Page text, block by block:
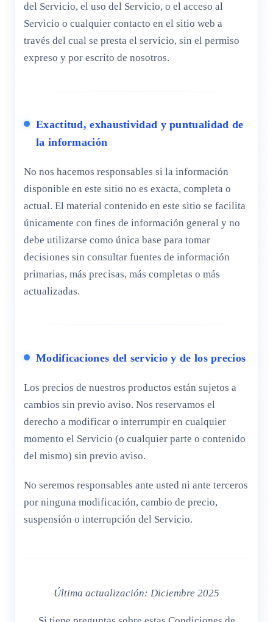
del Servicio, el uso del Servicio, o el acceso al
Servicio o cualquier contacto en el sitio web a
través del cual se presta el servicio, sin el permiso
expreso y por escrito de nosotros.
Exactitud, exhaustividad y puntualidad de
la información
No nos hacemos responsables si la información
disponible en este sitio no es exacta, completa o
actual. El material contenido en este sitio se facilita
únicamente con fines de información general y no
debe utilizarse como única base para tomar
decisiones sin consultar fuentes de información
primarias, más precisas, más completas o más
actualizadas.
Modificaciones del servicio y de los precios
Los precios de nuestros productos están sujetos a
cambios sin previo aviso. Nos reservamos el
derecho a modificar o interrumpir en cualquier
momento el Servicio (o cualquier parte o contenido
del mismo) sin previo aviso.
No seremos responsables ante usted ni ante terceros
por ninguna modificación, cambio de precio,
suspensión o interrupción del Servicio.
Última actualización: Diciembre 2025